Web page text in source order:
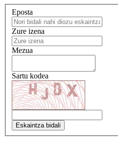
Eposta
Zure izena
Mezua
Sartu kodea